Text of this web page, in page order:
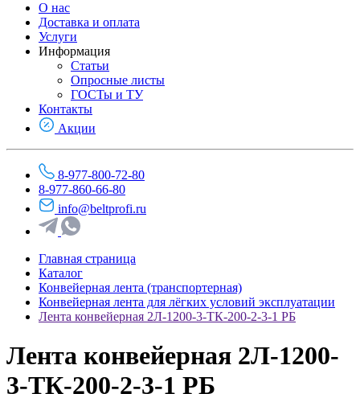
О нас
Доставка и оплата
Услуги
Информация
Статьи
Опросные листы
ГОСТы и ТУ
Контакты
Акции
8-977-800-72-80
8-977-860-66-80
info@beltprofi.ru
Главная страница
Каталог
Конвейерная лента (транспортерная)
Конвейерная лента для лёгких условий эксплуатации
Лента конвейерная 2Л-1200-3-ТК-200-2-3-1 РБ
Лента конвейерная 2Л-1200-
3-ТК-200-2-3-1 РБ